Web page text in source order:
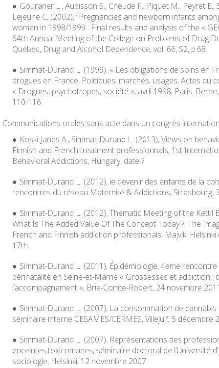
Gourarier L., Aubisson S., Cneude F., Piquet M., Peyret
Lejeune C. (2002), “Pregnancies and newborn infants
women in 1998/1999 : Final results and analysis of the «
64th Annual Meeting of the College on Problems of Drug
Québec, Drug and Alcohol Dependence, vol. 66, S2, p.68.
Simmat-Durand L. (1999), « Les obligations de soins en
drogues en France, Politiques, marchés, usages, Actes du
« Drogues, psychotropes, société », avril 1998, Paris.
110-116.
Communications orales sans acte dans un congrès
Koski-Janes A., Simmat-Durand L. (2013), Views on
Finnish and French treatment professionnals, 1st
Behavioral Addictions, Hungary, date ?
Simmat-Durand L. (2012), le devenir des enfants de la
rencontres du réseau Maternité & Addictions, Strasbourg,
Simmat-Durand L. (2012), Thematic Meeting of the Kettil
What Is The Added Value Of The Concept Today ?,The
French and Finnish addiction professionals, Majvik,
17th.
Simmat-Durand L. (2011), Épidémiologie,4eme
périnatalité en Seine-et-Marne « Grossesses et addiction :
l’accompagnement », Brie-Comte-Robert, 24 novembre
Simmat-Durand L. (2007), La consommation de
séminaire interne CESAMES/CERMES,Villejuif, 5 décembre
Simmat-Durand L. (2007), Représentations des
enceintes toxicomanes, séminaire doctoral de l’Université
sociologie, Helsinki, 12 novembre 2007.